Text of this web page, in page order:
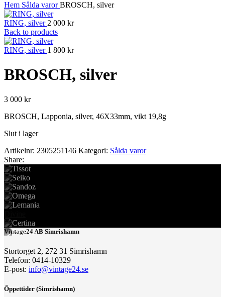
Hem Sålda varorBROSCH, silver
RING, silver 2 000 kr
Back to products
RING, silver 1 800 kr
BROSCH, silver
3 000 kr
BROSCH, Lapponia, silver, 46X33mm, vikt 19,8g
Slut i lager
Artikelnr: 2305251146 Kategori: Sålda varor
Share:
Vintage24 AB Simrishamn
Stortorget 2, 272 31 Simrishamn
Telefon: 0414-10329
E-post: info@vintage24.se
Öppettider (Simrishamn)